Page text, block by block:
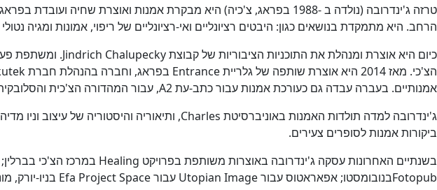
טרזה ג'ינדרובה (נולדה ב -1988 בפראג, צ'כיה) היא מבקרת אמנות ואוצרת
הרחב. היא מתמקדת בנושאים כגון: היבטים רציונליים ואי-רציונליים של ריפוי, אמונות ומגיה
אמנותיים. בעברה עבדה גם כעורכת אמנות עבור כתב-עת A2, עבור המהדורה הצ'כית והסלובקית של כתב-עת Flash Art, ועבור הביאנלה והמרכז לאמנות מודרנית בפראג.
ביקורות אמנות לסופרים צעירים.
Fotopubבנובומסטו; אפאראטוס עבור Utopian Image עבור Efa Project Space בניו-יורק, מונומנט – בי"ס למחוות עבור גלריית CCCבביג'ינג ו-Girlfriend בגלריה הלאומית בפראג.